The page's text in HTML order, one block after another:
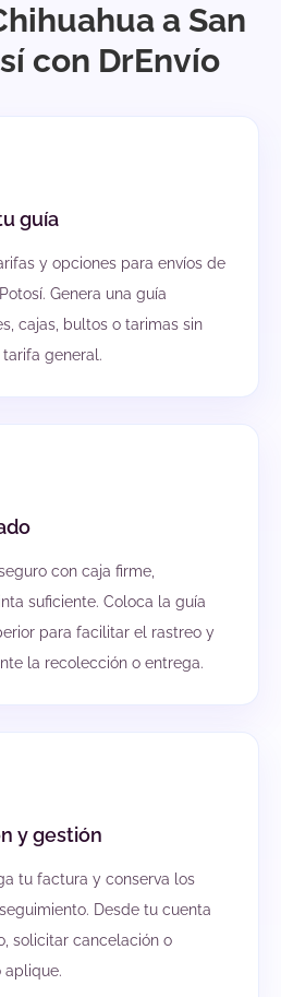
a San
con DrEnvío
guía
y opciones para envíos de
Genera una guía
cajas, bultos o tarimas sin
general.
con caja firme,
suficiente. Coloca la guía
para facilitar el rastreo y
la recolección o entrega.
y gestión
tu factura y conserva los
Desde tu cuenta
solicitar cancelación o
aplique.